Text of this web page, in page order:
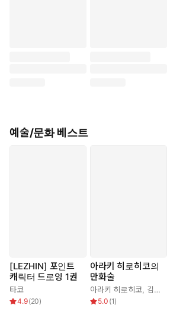
예술/문화 베스트
[LEZHIN] 포인트
캐릭터 드로잉 1권
타코
4.9(20)
아라키 히로히코의
만화술
아라키 히로히코, 김부장
5.0 (1)